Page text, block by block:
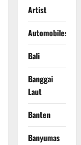
Artist
Automobiles
Bali
Banggai
Laut
Banten
Banyumas